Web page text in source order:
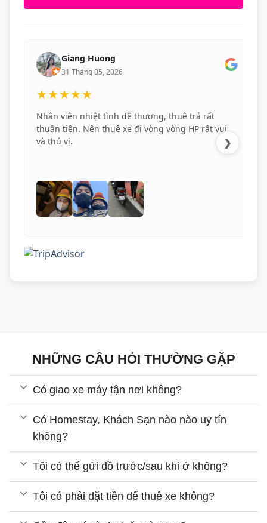
Giang Huong
31 Tháng 05, 2026
★★★★★
Nhân viên nhiệt tình dễ thương, thuê trả rất
thuận tiện. Nên thuê xe đi vòng vòng HP rất vui
và thú vị.
❯
NHỮNG CÂU HỎI THƯỜNG GẶP
Có giao xe máy tận nơi không?
Có Homestay, Khách Sạn nào nào uy tín
không?
Tôi có thể gửi đồ trước/sau khi ở không?
Tôi có phải đặt tiền để thuê xe không?